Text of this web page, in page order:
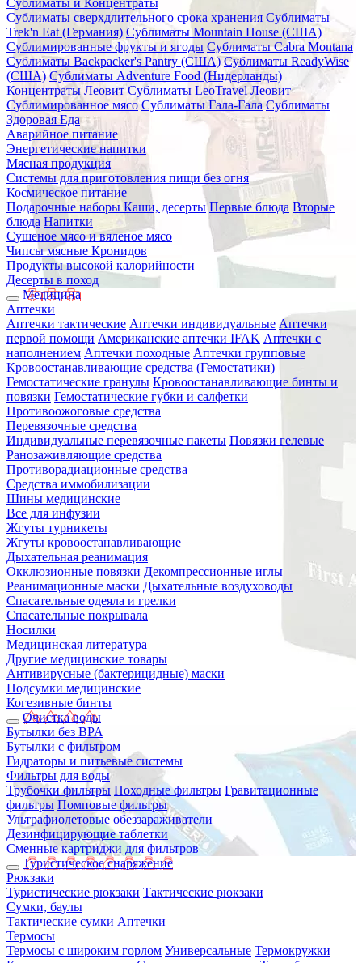
Сублиматы и Концентраты
Сублиматы сверхдлительного срока хранения Сублиматы
Trek'n Eat (Германия) Сублиматы Mountain House (США)
Сублимированные фрукты и ягоды Сублиматы Cabra Montana
Сублиматы Backpacker's Pantry (США) Сублиматы ReadyWise
(США) Сублиматы Adventure Food (Нидерланды)
Концентраты Леовит Сублиматы LeoTravel Леовит
Сублимированное мясо Сублиматы Гала-Гала Сублиматы
Здоровая Еда
Аварийное питание
Энергетические напитки
Мясная продукция
Системы для приготовления пищи без огня
Космическое питание
Подарочные наборы Каши, десерты Первые блюда Вторые
блюда Напитки
Сушеное мясо и вяленое мясо
Чипсы мясные Кронидов
Продукты высокой калорийности
Десерты в поход
Медицина
Аптечки
Аптечки тактические Аптечки индивидуальные Аптечки
первой помощи Американские аптечки IFAK Аптечки с
наполнением Аптечки походные Аптечки групповые
Кровоостанавливающие средства (Гемостатики)
Гемостатические гранулы Кровоостанавливающие бинты и
повязки Гемостатические губки и салфетки
Противоожоговые средства
Перевязочные средства
Индивидуальные перевязочные пакеты Повязки гелевые
Ранозаживляющие средства
Противорадиационные средства
Средства иммобилизации
Шины медицинские
Все для инфузии
Жгуты турникеты
Жгуты кровоостанавливающие
Дыхательная реанимация
Окклюзионные повязки Декомпрессионные иглы
Реанимационные маски Дыхательные воздуховоды
Спасательные одеяла и грелки
Спасательные покрывала
Носилки
Медицинская литература
Другие медицинские товары
Антивирусные (бактерицидные) маски
Подсумки медицинские
Когезивные бинты
Очистка воды
Бутылки без BPA
Бутылки с фильтром
Гидраторы и питьевые системы
Фильтры для воды
Трубочки фильтры Походные фильтры Гравитационные
фильтры Помповые фильтры
Ультрафиолетовые обеззараживатели
Дезинфицирующие таблетки
Сменные картриджи для фильтров
Туристическое снаряжение
Рюкзаки
Туристические рюкзаки Тактические рюкзаки
Сумки, баулы
Тактические сумки Аптечки
Термосы
Термосы с широким горлом Универсальные Термокружки